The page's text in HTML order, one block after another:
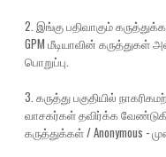
2. இங்கு பதிவாகும்
GPM மீடியாவின் கருத்துகள்
பொறுப்பு.
3. கருத்து பகுதியில்
வாசகர்கள் தவிர்க்க
கருத்துக்கள் / Anonymous -